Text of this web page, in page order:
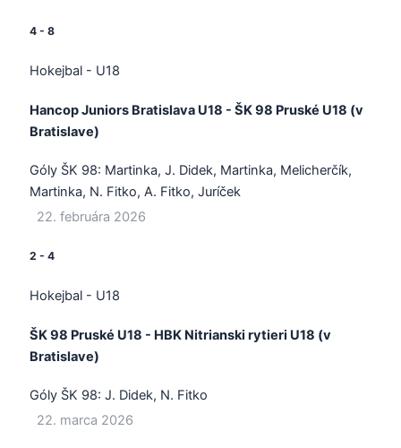
4 -8
Hokejbal - U18
Hancop Juniors Bratislava U18 - ŠK 98 Pruské U18 (v
Bratislave)
Góly ŠK 98: Martinka, J. Didek, Martinka, Melicherčík,
Martinka, N. Fitko, A. Fitko, Juríček
22. februára 2026
2 -4
Hokejbal - U18
ŠK 98 Pruské U18 - HBK Nitrianski rytieri U18 (v
Bratislave)
Góly ŠK 98: J. Didek, N. Fitko
22. marca 2026